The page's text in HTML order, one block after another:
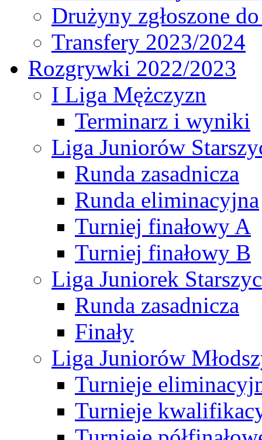
Drużyny zgłoszone
Transfery 2023/2024
Rozgrywki 2022/2023
I Liga Mężczyzn
Terminarz i wyniki
Liga Juniorów
Runda zasadnicza
Runda eliminacyjna
Turniej finałowy A
Turniej finałowy B
Liga Juniorek
Runda zasadnicza
Finały
Liga Juniorów
Turnieje
Turnieje